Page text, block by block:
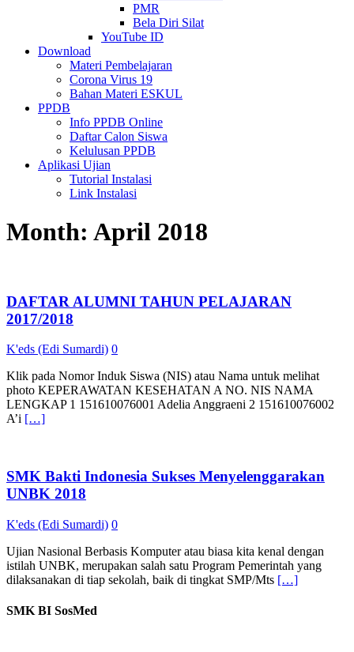
PMR
Bela Diri Silat
YouTube ID
Download
Materi Pembelajaran
Corona Virus 19
Bahan Materi ESKUL
PPDB
Info PPDB Online
Daftar Calon Siswa
Kelulusan PPDB
Aplikasi Ujian
Tutorial Instalasi
Link Instalasi
Month: April 2018
DAFTAR ALUMNI TAHUN PELAJARAN
2017/2018
K'eds (Edi Sumardi) 0
Klik pada Nomor Induk Siswa (NIS) atau Nama untuk melihat
photo KEPERAWATAN KESEHATAN A NO. NIS NAMA
LENGKAP 1 151610076001 Adelia Anggraeni 2 151610076002
A’i […]
SMK Bakti Indonesia Sukses Menyelenggarakan
UNBK 2018
K'eds (Edi Sumardi) 0
Ujian Nasional Berbasis Komputer atau biasa kita kenal dengan
istilah UNBK, merupakan salah satu Program Pemerintah yang
dilaksanakan di tiap sekolah, baik di tingkat SMP/Mts […]
SMK BI SosMed